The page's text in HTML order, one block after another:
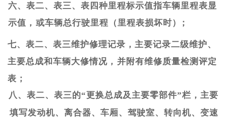
六、表二、表三、表四种里程标示值指车辆里程表显
示值， 或车辆总行驶里程（里程表损坏时）；
七、表二、表三维护修理记录，主要记录二级维护、
主要总成和车辆大修情况， 并附有维修质量检测评定
表；
八、表二、表三的“更换总成及主要零部件”栏，主要
填写发动机、离合器、车厢、驾驶室、转向机、变速